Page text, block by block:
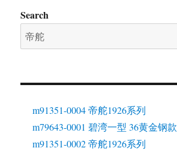
Search
m91351-0004 帝舵1926系列
m79643-0001 碧湾一型 36黄金钢款
m91351-0002 帝舵1926系列